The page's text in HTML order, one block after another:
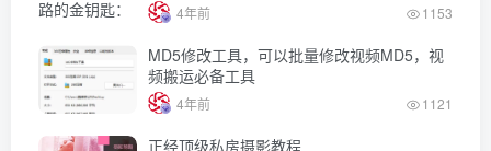
4年前 1153
MD5修改工具，可以批量修改视频MD5，视
频搬运必备工具
4年前 1121
正经顶级私房摄影教程